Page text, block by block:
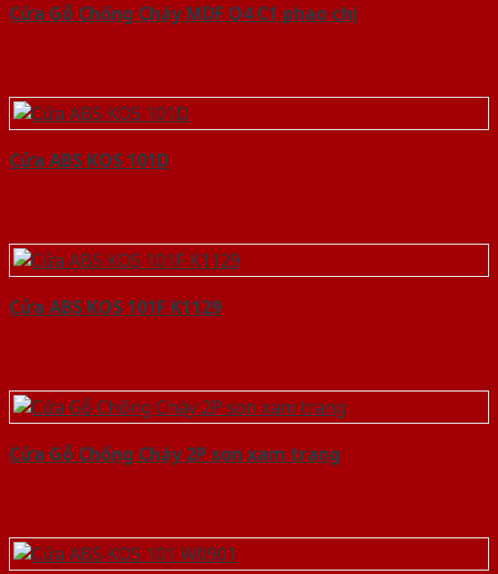
Cửa Gỗ Chống Cháy MDF O4 C1 phao chi
Cửa ABS KOS 101D
Cửa ABS KOS 101F K1129
Cửa Gỗ Chống Cháy 2P son xam trang